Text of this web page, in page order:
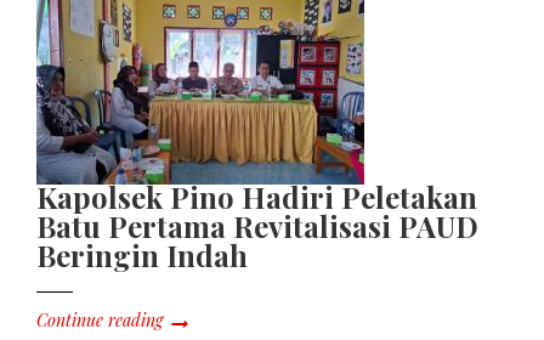
Kapolsek Pino Hadiri Peletakan
Batu Pertama Revitalisasi PAUD
Beringin Indah
Continue reading